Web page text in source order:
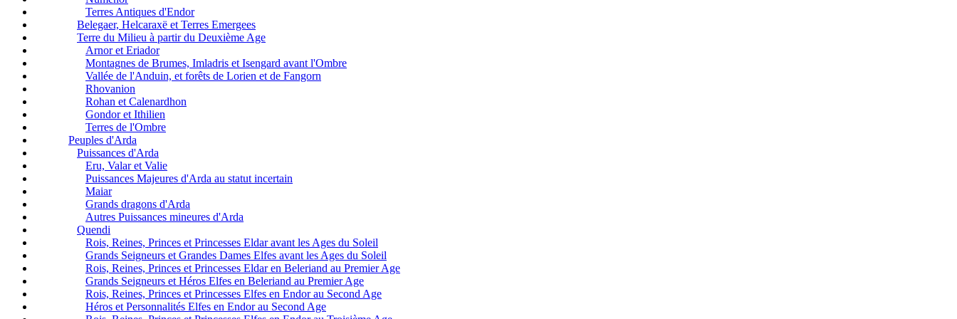
Terres Antiques d'Endor
Belegaer, Helcaraxë et Terres Emergees
Terre du Milieu à partir du Deuxième Age
Arnor et Eriador
Montagnes de Brumes, Imladris et Isengard avant l'Ombre
Vallée de l'Anduin, et forêts de Lorien et de Fangorn
Rhovanion
Rohan et Calenardhon
Gondor et Ithilien
Terres de l'Ombre
Peuples d'Arda
Puissances d'Arda
Eru, Valar et Valie
Puissances Majeures d'Arda au statut incertain
Maiar
Grands dragons d'Arda
Autres Puissances mineures d'Arda
Quendi
Rois, Reines, Princes et Princesses Eldar avant les Ages du Soleil
Grands Seigneurs et Grandes Dames Elfes avant les Ages du Soleil
Rois, Reines, Princes et Princesses Eldar en Beleriand au Premier Age
Grands Seigneurs et Héros Elfes en Beleriand au Premier Age
Rois, Reines, Princes et Princesses Elfes en Endor au Second Age
Héros et Personnalités Elfes en Endor au Second Age